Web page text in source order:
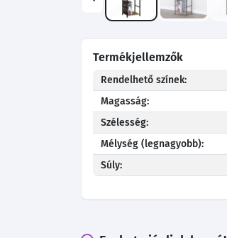
Termékjellemzők
Rendelhető színek:
Magasság:
Szélesség:
Mélység (legnagyobb):
Súly: